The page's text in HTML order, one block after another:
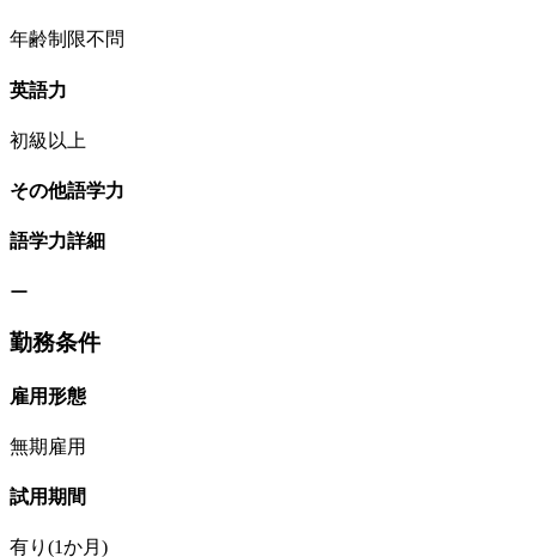
年齢制限不問
英語力
初級以上
その他語学力
語学力詳細
ー
勤務条件
雇用形態
無期雇用
試用期間
有り(1か月)